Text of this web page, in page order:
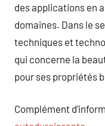
des applications en
domaines. Dans le
techniques et
qui concerne la
pour ses propriétés
Complément